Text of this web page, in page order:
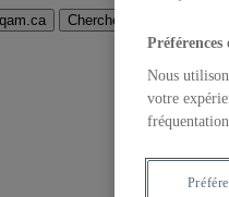
Chercher sur le web
Nous
votre